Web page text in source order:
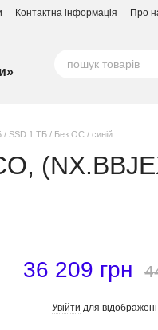
Контактна інформація Про
/ SSD 1 ТБ / Без ОС / синій
36 209 грн
Увійти для